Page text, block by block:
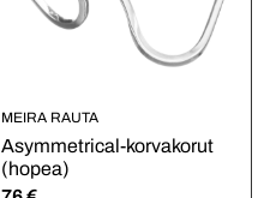
MEIRA RAUTA
Asymmetrical-korvakorut
(hopea)